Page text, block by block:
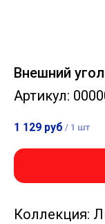
Внешний
Артикул:
1 129 руб / 1 шт
Коллекция: